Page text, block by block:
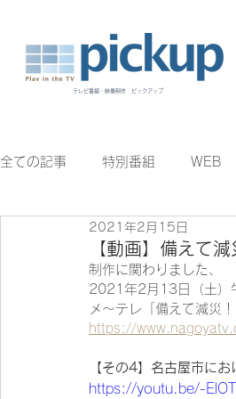
テレビ番組・映像制作 ピックアップ
全ての記事 特別番組 WEB
BomberE むすびのイチバン
【動画】備えて
2021年2月15日
制作に関わりました、
2021年2月13日（土）
メ〜テレ「備えて減災
https://
【その4】名古屋市に
https://youtu.be/-